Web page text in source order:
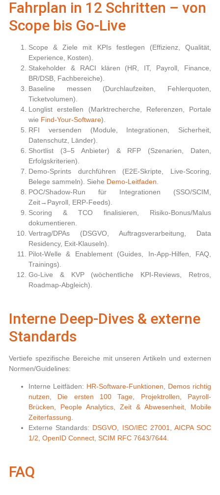
Fahrplan in 12 Schritten – von
Scope bis Go-Live
Scope & Ziele mit KPIs festlegen (Effizienz, Qualität,
Experience, Kosten).
Stakeholder& RACI klären (HR, IT, Payroll, Finance,
BR/DSB, Fachbereiche).
Baseline messen (Durchlaufzeiten, Fehlerquoten,
Ticketvolumen).
Longlisterstellen (Marktrecherche, Referenzen, Portale
wie Find-Your-Software).
RFI versenden (Module, Integrationen, Sicherheit,
Datenschutz, Länder).
Shortlist(3–5 Anbieter) & RFP (Szenarien, Daten,
Erfolgskriterien).
Demo-Sprintsdurchführen (E2E-Skripte, Live-Scoring,
Belege sammeln). Siehe Demo-Leitfaden.
POC/Shadow-Run für Integrationen (SSO/SCIM,
Zeit→Payroll, ERP-Feeds).
Scoring & TCO finalisieren, Risiko-Bonus/Malus
dokumentieren.
Vertrag/DPAs(DSGVO, Auftragsverarbeitung, Data
Residency, Exit-Klauseln).
Pilot-Welle & Enablement(Guides, In-App-Hilfen, FAQ,
Trainings).
Go-Live & KVP(wöchentliche KPI-Reviews, Retros,
Roadmap-Abgleich).
Interne Deep-Dives & externe
Standards
Vertiefe spezifische Bereiche mit unseren Artikeln und externen
Normen/Guidelines:
Interne Leitfäden: HR-Software-Funktionen, Demos richtig
nutzen, Die ersten 100 Tage, Projektrollen, Payroll-
Brücken, People Analytics,Zeit & Abwesenheit, Mobile
Zeiterfassung.
Externe Standards: DSGVO, ISO/IEC 27001,AICPA SOC
1/2, OpenID Connect, SCIM RFC 7643/7644.
FAQ